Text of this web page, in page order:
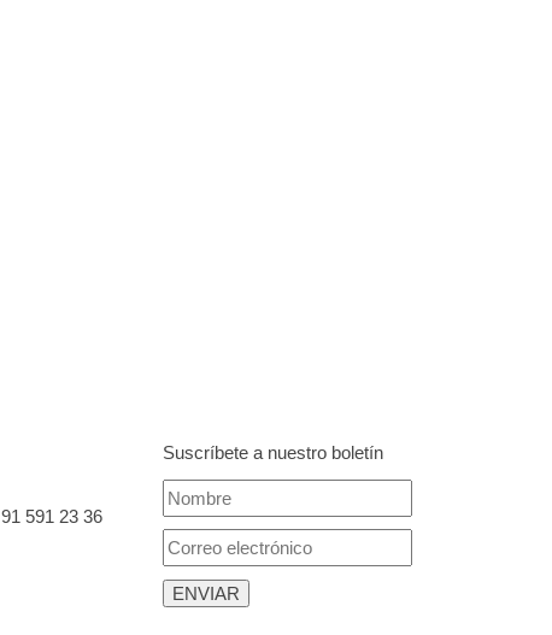
91 591 23 36
Suscríbete a nuestro boletín